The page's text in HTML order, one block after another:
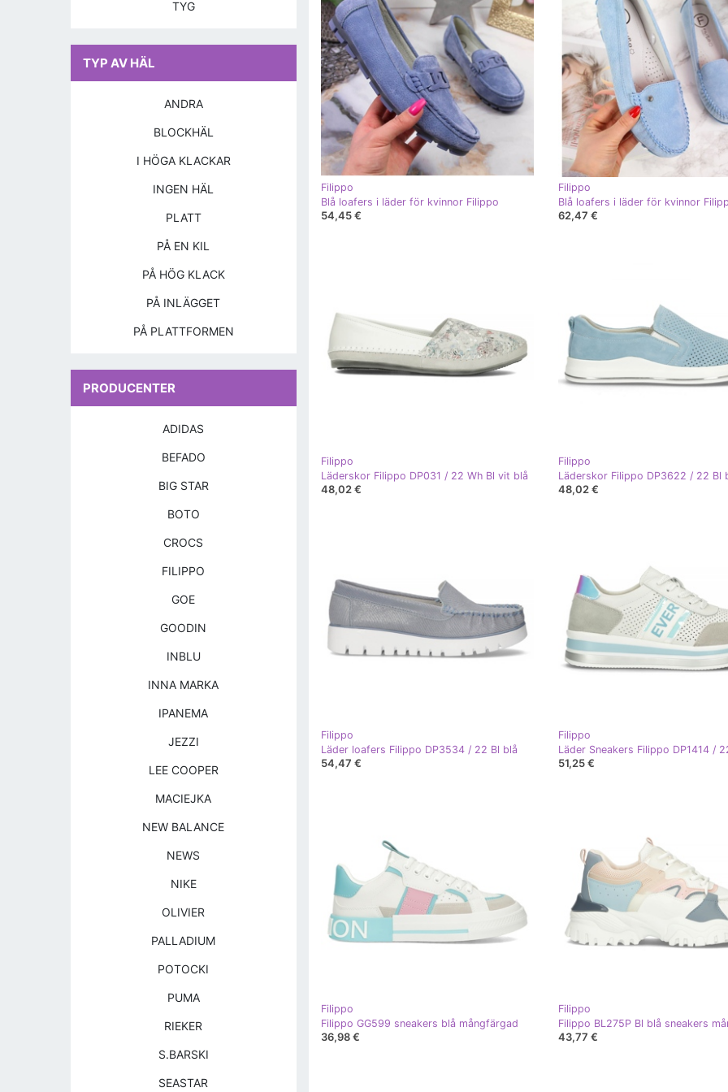
Filippo
Blå loafers i läder för kvinnor Filippo
54,45 €
Filippo
Blå loafers i läder för kvinnor
62,47 €
Filippo
Läderskor Filippo DP031 / 22 Wh Bl vit blå
48,02 €
Filippo
Läderskor Filippo DP3622 / 22 Bl
48,02 €
Filippo
Läder loafers Filippo DP3534 / 22 Bl blå
54,47 €
Filippo
51,25 €
Filippo
Filippo GG599 sneakers blå mångfärgad
36,98 €
Filippo
Filippo BL275P Bl blå sneakers
43,77 €
TYG
TYP AV HÄL
ANDRA
BLOCKHÄL
I HÖGA KLACKAR
INGEN HÄL
PLATT
PÅ EN KIL
PÅ HÖG KLACK
PÅ INLÄGGET
PÅ PLATTFORMEN
PRODUCENTER
ADIDAS
BEFADO
BIG STAR
BOTO
CROCS
FILIPPO
GOE
GOODIN
INBLU
INNA MARKA
IPANEMA
JEZZI
LEE COOPER
MACIEJKA
NEW BALANCE
NEWS
NIKE
OLIVIER
PALLADIUM
POTOCKI
PUMA
RIEKER
S.BARSKI
SEASTAR